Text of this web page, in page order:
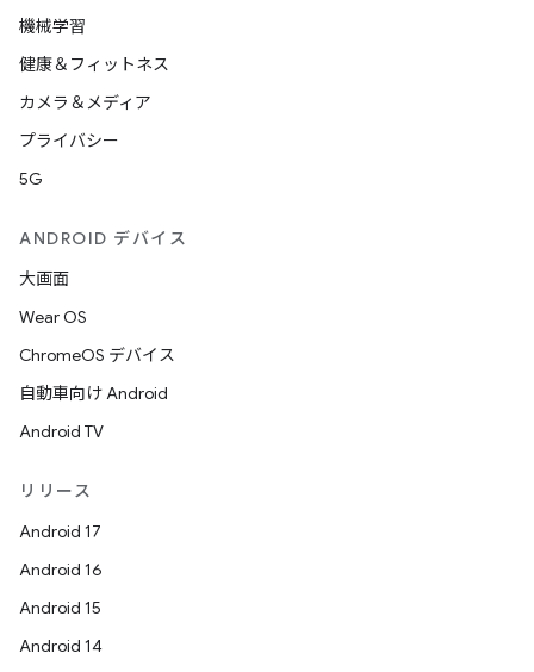
機械学習
健康＆フィットネス
カメラ＆メディア
プライバシー
5G
ANDROID デバイス
大画面
Wear OS
ChromeOS デバイス
自動車向け Android
Android TV
リリース
Android 17
Android 16
Android 15
Android 14